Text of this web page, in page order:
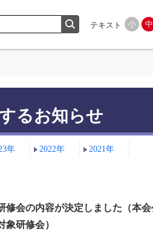
検索 小 中
るお知らせ
年 2022年 2021年
修会の内容が決定しました（本
研修会）